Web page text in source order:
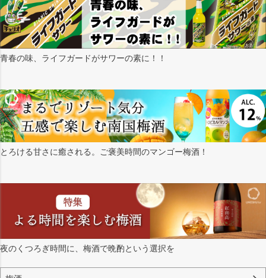
青春の味、ライフガードがサワーの素に！！
とろける甘さに癒される。ご褒美時間のマンゴー梅酒！
夜のくつろぎ時間に、梅酒で晩酌という選択を